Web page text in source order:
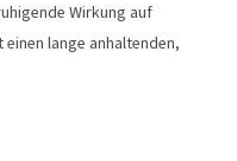
Wirkung auf
lange anhaltenden,